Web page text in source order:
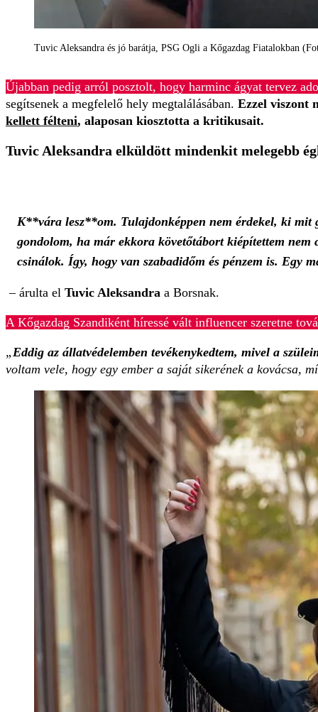
Tuvic Aleksandra és jó barátja, PSG Ogli a Kőgazdag Fiatalokban
Újabban pedig arról posztolt, hogy harminc ágyat tervez
segítsenek a megfelelő hely megtalálásában. Ezzel viszont
kellett félteni, alaposan kiosztotta a kritikusait.
Tuvic Aleksandra elküldött mindenkit melegebb
K**vára lesz**om. Tulajdonképpen nem érdekel, ki mit
gondolom, ha már ekkora követőtábort kiépítettem
csinálok. Így, hogy van szabadidőm és pénzem is. Egy
– árulta el Tuvic Aleksandra a Borsnak.
A Kőgazdag Szandiként híressé vált influencer szeretne
„Eddig az állatvédelemben tevékenykedtem, mivel a
voltam vele, hogy egy ember a saját sikerének a kovácsa,